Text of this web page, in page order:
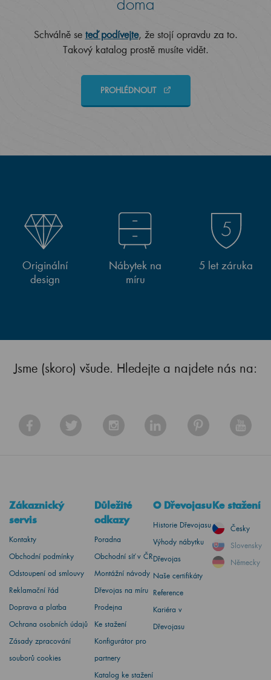
doma
Schválně se teď podívejte, že stojí opravdu za to.
Takový katalog prostě musíte vidět.
PROHLÉDNOUT
Originální
design
Nábytek na
míru
5 let záruka
Jsme (skoro) všude. Hledejte a najdete nás na:
Zákaznický
servis
Kontakty
Obchodní podmínky
Odstoupení od smlouvy
Reklamační řád
Doprava a platba
Ochrana osobních údajů
Zásady zpracování
souborů cookies
Důležité
odkazy
Poradna
Obchodní síť v ČR
Montážní návody
Dřevojas na míru
Prodejna
Ke stažení
Konfigurátor pro
partnery
Katalog ke stažení
O Dřevojasu
Historie Dřevojasu
Výhody nábytku
Dřevojas
Naše certifikáty
Reference
Kariéra v
Dřevojasu
Ke stažení
Česky
Slovensky
Německy